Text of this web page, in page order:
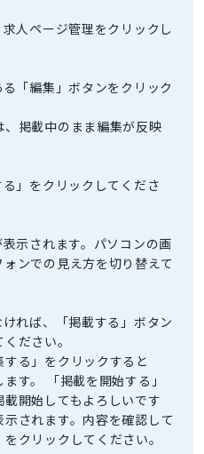
人ページ管理をクリックし
「編集」ボタンをクリック
掲載中のまま編集が反映
」をクリックしてくださ
示されます。パソコンの画
ンでの見え方を切り替えて
れば、「掲載する」ボタン
ださい。
る」をクリックすると
す。 「掲載を開始する」
開始してもよろしいです
されます。内容を確認して
クリックしてください。